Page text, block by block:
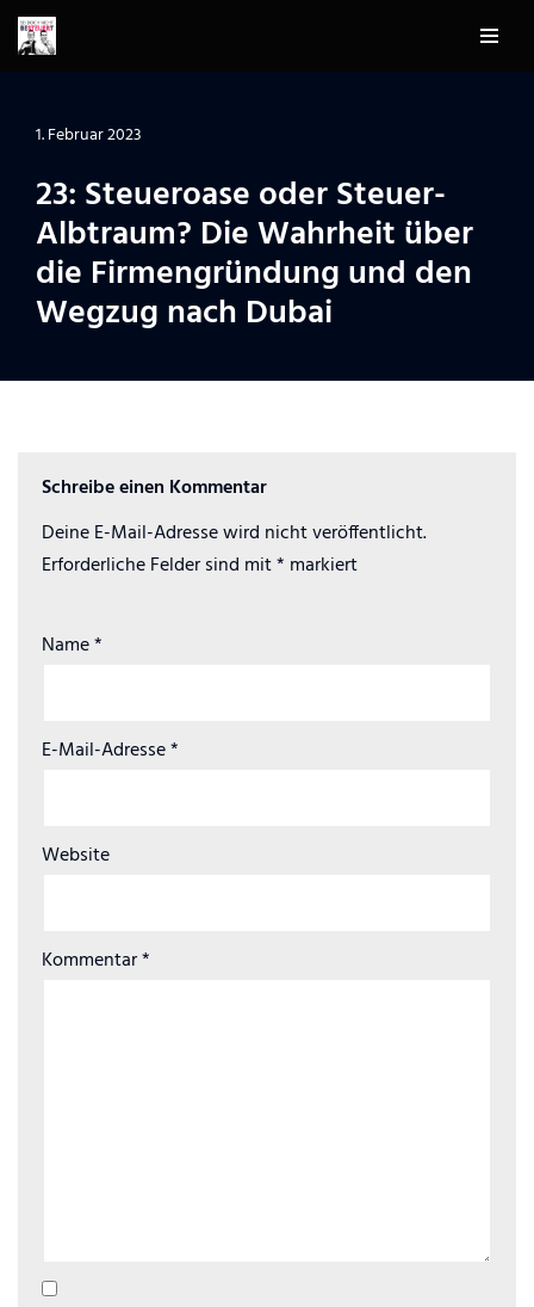
Zum
springen
1. Februar 2023
23: Steueroase oder Steuer-
Albtraum? Die Wahrheit über
die Firmengründung und den
Wegzug nach Dubai
Schreibe einen Kommentar
Deine E-Mail-Adresse wird nicht veröffentlicht.
Erforderliche Felder sind mit* markiert
Name*
E-Mail-Adresse*
Website
Kommentar*